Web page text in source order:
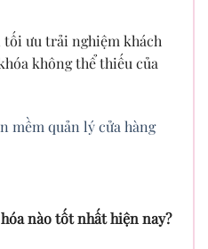
tối ưu trải nghiệm khách
không thể thiếu của
mềm quản lý cửa hàng
nào tốt nhất hiện nay?